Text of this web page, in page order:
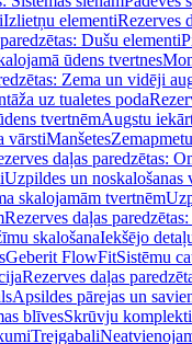
Izlietņu elementiRezerves
Dušu elementi
ūdens tvertnes
Zema un vidēji
uz tualetes poda
tvertnēmAugstu
vārstiManšetes
daļas paredzētas:
Uzpildes un noskalošanas
skalojamām tvertnēm
Rezerves daļas
skalošanaIekšējo
Geberit FlowFitSistēmu
Rezerves daļas
Apsildes pārejas un
blīvesSkrūvju
Trejgabali